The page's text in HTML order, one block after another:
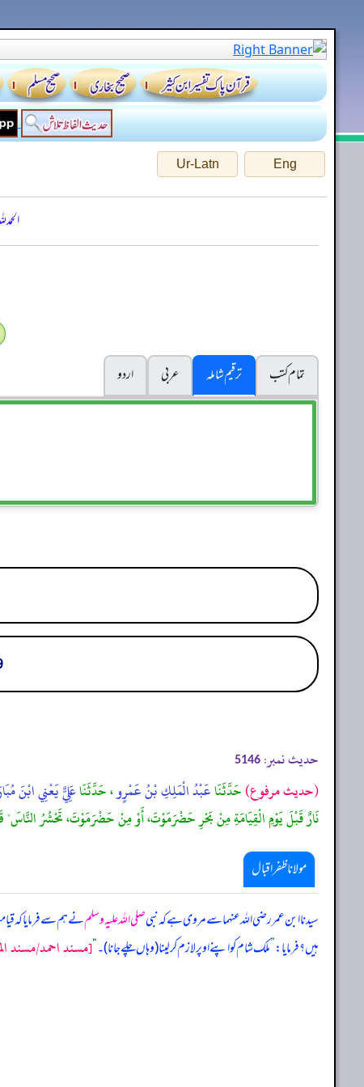
Eng
Ur-Latn
تمام کتب
ترقیم شاملہ عربی
اردو
29.
حدیث نمبر: 5146
(حديث مرفوع)حَدَّثَنَاعَبْدُ الْمَلِكِ بْنُ عَمْرٍو، حَدَّثَنَاعَلِيٌّ يَعْنِي ابْنَ
نَارٌ قَبْلَ يَوْمِ الْقِيَامَةِ مِنْ بَحْرِ حَضْرَمَوْتَ، أَوْ مِنْ حَضْرَمَوْتَ، تَحْشُرُ النَّاسَ"
مولانا ظفر اقبال
سیدنا ابن عمر رضی اللہ عنہما سے مروی ہے کہ نبیصلی اللہ علیہ وسلمنے ہم سے فرمایا
ہیں؟ فرمایا:”ملک شام کو اپنے اوپر لازم کر لینا (وہاں چلے جانا)۔“[مسند احمد/مسند